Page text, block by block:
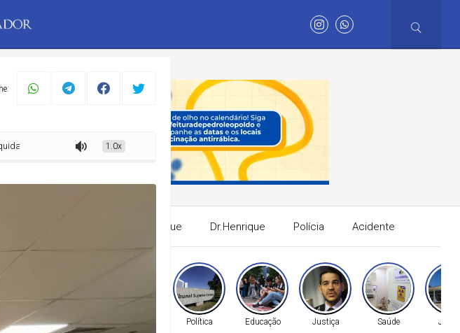
Dr.Henrique Dr.Henrique Polícia Acidente
Geral Justiça Política Educação Justiça Saúde
segurança e condições de trabalho no setor
1.0x